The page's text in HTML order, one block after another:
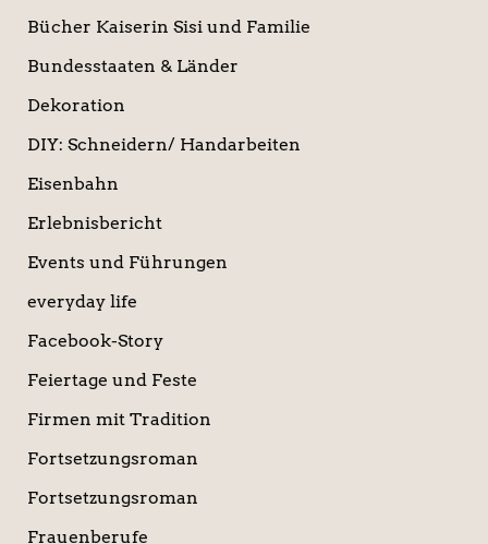
Bücher Kaiserin Sisi und Familie
Bundesstaaten & Länder
Dekoration
DIY: Schneidern/ Handarbeiten
Eisenbahn
Erlebnisbericht
Events und Führungen
everyday life
Facebook-Story
Feiertage und Feste
Firmen mit Tradition
Fortsetzungsroman
Fortsetzungsroman
Frauenberufe